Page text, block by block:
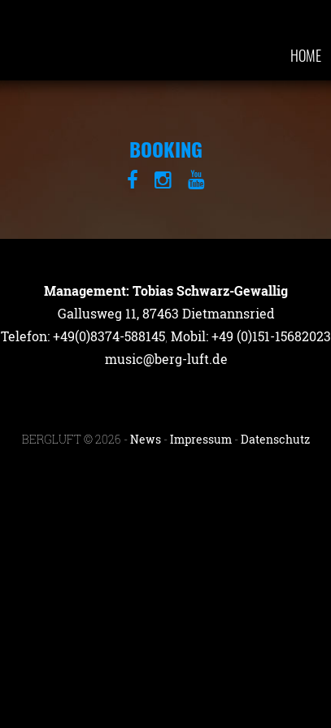
HOME
BOOKING
Management: Tobias Schwarz-Gewallig
Gallusweg 11, 87463 Dietmannsried
Telefon: +49(0)8374-588145 Mobil: +49 (0)151-15682023
music@berg-luft.de
BERGLUFT © 2026 -News -Impressum -Datenschutz